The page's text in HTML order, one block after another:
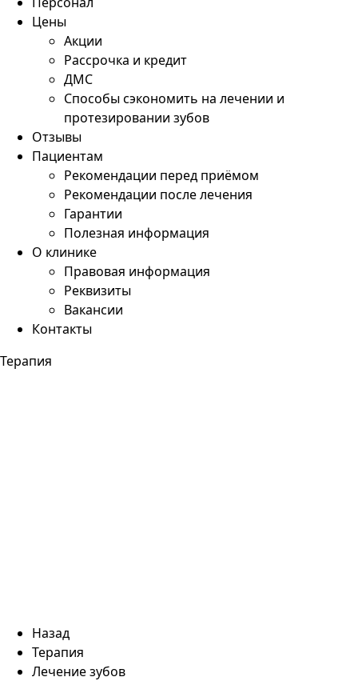
Цены
Акции
Рассрочка и кредит
ДМС
Способы сэкономить на лечении и
протезировании зубов
Отзывы
Пациентам
Рекомендации перед приёмом
Рекомендации после лечения
Гарантии
Полезная информация
О клинике
Правовая информация
Реквизиты
Вакансии
Контакты
Терапия
Назад
Терапия
Лечение зубов